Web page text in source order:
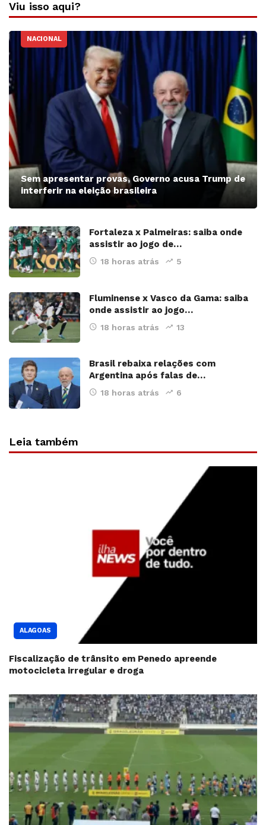
Viu isso aqui?
NACIONAL
Sem apresentar provas, Governo acusa Trump de
interferir na eleição brasileira
Fortaleza x Palmeiras: saiba onde
assistir ao jogo de…
18 horas atrás 5
Fluminense x Vasco da Gama: saiba
onde assistir ao jogo…
18 horas atrás 13
Brasil rebaixa relações com
Argentina após falas de…
18 horas atrás 6
Leia também
ALAGOAS
Fiscalização de trânsito em Penedo apreende
motocicleta irregular e droga